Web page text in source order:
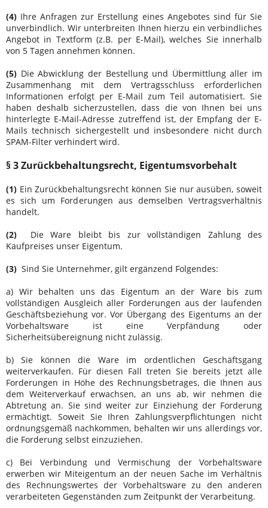
(4) Ihre Anfragen zur Erstellung eines Angebotes sind für Sie
unverbindlich. Wir unterbreiten Ihnen hierzu ein verbindliches
Angebot in Textform (z.B. per E-Mail), welches Sie innerhalb
von 5 Tagen annehmen können.
(5) Die Abwicklung der Bestellung und Übermittlung aller im
Zusammenhang mit dem Vertragsschluss erforderlichen
Informationen erfolgt per E-Mail zum Teil automatisiert. Sie
haben deshalb sicherzustellen, dass die von Ihnen bei uns
hinterlegte E-Mail-Adresse zutreffend ist, der Empfang der E-
Mails technisch sichergestellt und insbesondere nicht durch
SPAM-Filter verhindert wird.
§ 3 Zurückbehaltungsrecht, Eigentumsvorbehalt
(1) Ein Zurückbehaltungsrecht können Sie nur ausüben, soweit
es sich um Forderungen aus demselben Vertragsverhältnis
handelt.
(2) Die Ware bleibt bis zur vollständigen Zahlung des
Kaufpreises unser Eigentum.
(3) Sind Sie Unternehmer, gilt ergänzend Folgendes:
a) Wir behalten uns das Eigentum an der Ware bis zum
vollständigen Ausgleich aller Forderungen aus der laufenden
Geschäftsbeziehung vor. Vor Übergang des Eigentums an der
Vorbehaltsware ist eine Verpfändung oder
Sicherheitsübereignung nicht zulässig.
b) Sie können die Ware im ordentlichen Geschäftsgang
weiterverkaufen. Für diesen Fall treten Sie bereits jetzt alle
Forderungen in Höhe des Rechnungsbetrages, die Ihnen aus
dem Weiterverkauf erwachsen, an uns ab, wir nehmen die
Abtretung an. Sie sind weiter zur Einziehung der Forderung
ermächtigt. Soweit Sie Ihren Zahlungsverpflichtungen nicht
ordnungsgemäß nachkommen, behalten wir uns allerdings vor,
die Forderung selbst einzuziehen.
c) Bei Verbindung und Vermischung der Vorbehaltsware
erwerben wir Miteigentum an der neuen Sache im Verhältnis
des Rechnungswertes der Vorbehaltsware zu den anderen
verarbeiteten Gegenständen zum Zeitpunkt der Verarbeitung.